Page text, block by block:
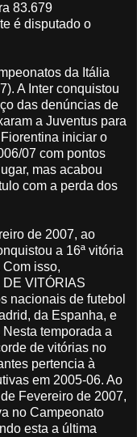
83.679
é disputado o
da Itália
A Inter conquistou
das denúncias de
a Juventus para
iniciar o
07 com pontos
mas acabou
com a perda dos
de 2007, ao
a 16ª vitória
isso,
VITÓRIAS
nacionais de futebol
da Espanha, e
temporada a
de vitórias no
pertencia à
em 2005-06. Ao
Fevereiro de 2007,
no Campeonato
esta a última